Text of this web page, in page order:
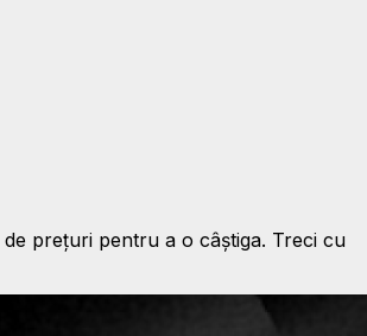
prețuri pentru a o câștiga. Treci cu